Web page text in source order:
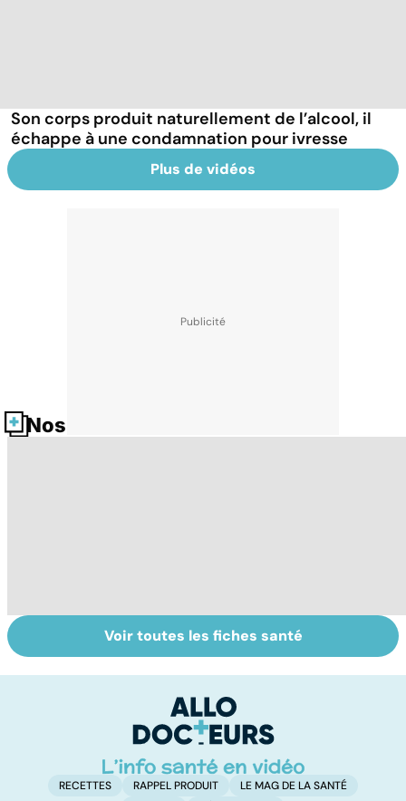
Son corps produit naturellement de l’alcool, il
échappe à une condamnation pour ivresse
Plus de vidéos
Nos fiches santé
Cannabis : une
vraie
Mediator® : le
début d'une
Voir toutes les fiches santé
RECETTES RAPPEL PRODUIT
LE MAG DE LA SANTÉ